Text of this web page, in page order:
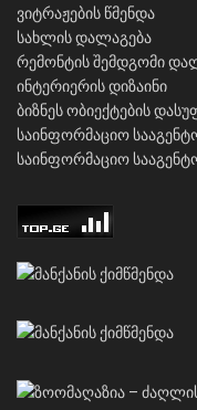
ვიტრაჟების წმენდა
სახლის დალაგება
რემონტის შემდგომი
ინტერიერის დიზაინი
ბიზნეს ობიექტების
საინფორმაციო
საინფორმაციო